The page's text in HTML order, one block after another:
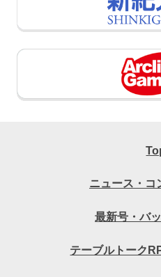
ニュース・コ
最新号・バ
テーブルトーク